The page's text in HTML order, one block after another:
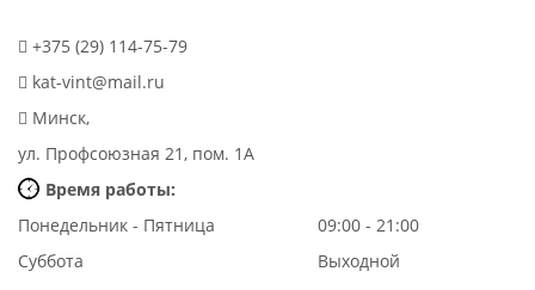
+375 (29) 114-75-79
kat-vint@mail.ru
Минск,
ул. Профсоюзная 21, пом. 1А
Время работы:
Понедельник - Пятница
09:00 - 21:00
Суббота
Выходной